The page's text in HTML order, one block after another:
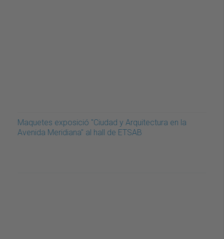
Maquetes exposició "Ciudad y Arquitectura en la
Avenida Meridiana" al hall de ETSAB